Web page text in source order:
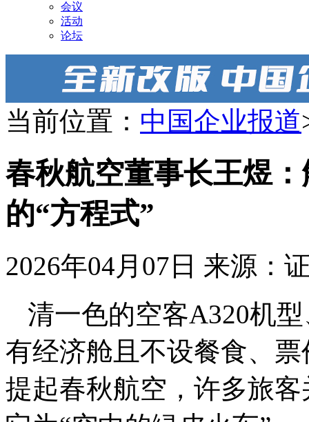
会议
活动
论坛
当前位置： 中国企业报道
春秋航空董事长王煜
的“方程式”
2026年04月07日 来源：
清一色的空客A320机
有经济舱且不设餐食、
提起春秋航空，许多旅